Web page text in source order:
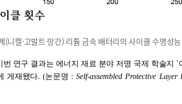
켈·고발트·망간) 리튬 금속 배터리의 사이클 수명성
번 연구 결과는 에너지 재료 분야 저명 국제 학술지 `
게재됐다. (논문명 :Self-assembled Protective